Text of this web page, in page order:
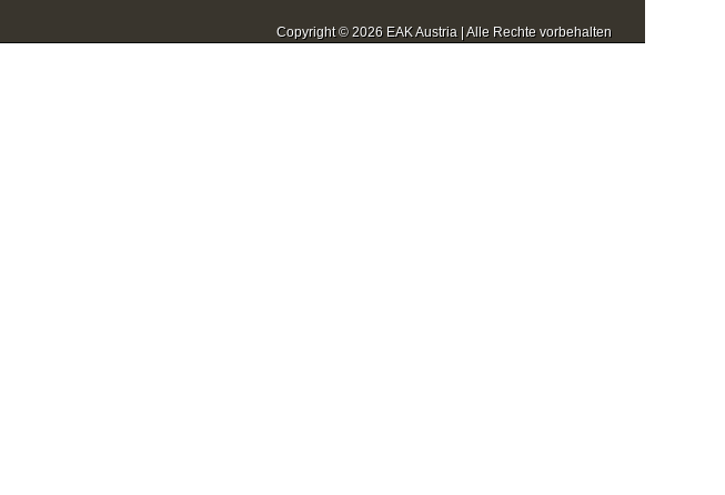
Copyright © 2026 EAK Austria | Alle Rechte vorbehalten